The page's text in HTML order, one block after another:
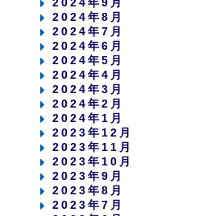
2024年8月
2024年7月
2024年6月
2024年5月
2024年4月
2024年3月
2024年2月
2024年1月
2023年12月
2023年11月
2023年10月
2023年9月
2023年8月
2023年7月